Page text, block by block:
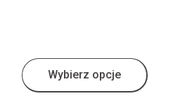
Wybierz opcje